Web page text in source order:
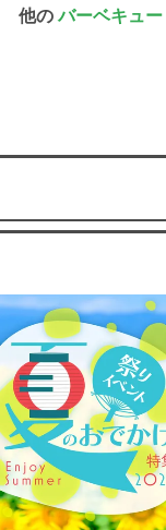
他のバーベキュー